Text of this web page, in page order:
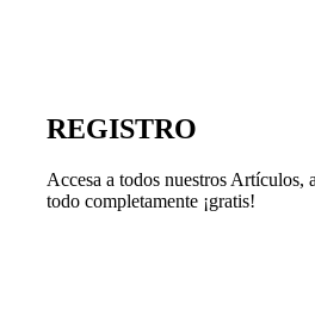
REGISTRO
Accesa a todos nuestros
todo completamente ¡gratis!